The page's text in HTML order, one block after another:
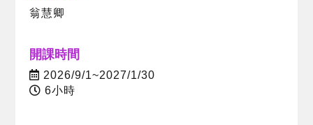
翁慧卿
開課時間
2026/9/1~2027/1/30
6小時